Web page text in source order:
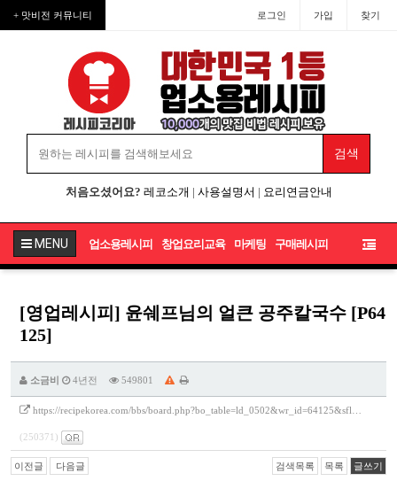
+ 맛비전 커뮤니티 로그인 가입 찾기
처음오셨어요? 레코소개 | 사용설명서 | 요리연금안내
MENU 업소용레시피 창업요리교육 마케팅 구매레시피
[영업레시피] 윤쉐프님의 얼큰 공주칼국수 [P64
125]
소금비 4년전 549801
https://recipekorea.com/bbs/board.php?bo_table=ld_0502&wr_id=64125&sfl…
(250371)
이전글 다음글 검색목록 목록 글쓰기